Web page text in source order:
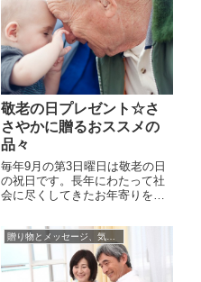
敬老の日プレゼント☆さ
さやかに贈るおススメの
品々
毎年9月の第3日曜日は敬老の日
の祝日です。長年にわたって社
会に尽くしてきたお年寄りを敬
れています。日頃の感謝と敬意
を込めて、敬老の日プレゼント
を贈っている家庭は多いです。
ただ毎年のことなので、何を贈